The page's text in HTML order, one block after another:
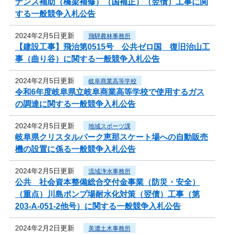
する一般競争入札公告
2024年2月5日更新 飛騨農林事務所
【建設工事】飛治第0515号 公共ゼロ国 復旧治山工
事（曲り谷）に関する一般競争入札公告
2024年2月5日更新 岐阜商業高等学校
令和6年度岐阜県立岐阜商業高等学校で使用するガス
の調達に関する一般競争入札公告
2024年2月5日更新 地域スポーツ課
岐阜県クリスタルパーク恵那スケート場への自動販売
機の設置に係る一般競争入札公告
2024年2月5日更新 流域浄水事務所
公共 社会資本整備総合交付金事業（防災・安全）
（重点）川島ポンプ場耐水化対策（翌債）工事（第
203-A-051-2他号）に関する一般競争入札公告
2024年2月2日更新 美濃土木事務所